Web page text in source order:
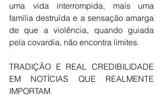
uma vida interrompida, mais uma
família destruída e a sensação amarga
de que a violência, quando guiada
pela covardia, não encontra limites.
TRADIÇÃO E REAL CREDIBILIDADE
EM NOTÍCIAS QUE REALMENTE
IMPORTAM